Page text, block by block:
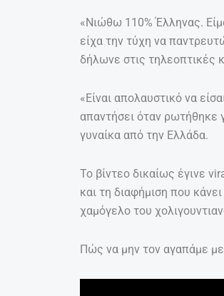
«Νιώθω 110% Έλληνας.
είχα την τύχη να
δήλωνε στις τηλεοπτικές
«Είναι απολαυστικό να
απαντήσει όταν ρωτήθηκε
γυναίκα από την Ελλάδα.
Το βίντεο δικαίως έγινε
και τη διαφήμιση που
χαμόγελο του
Πώς να μην τον αγαπάμε